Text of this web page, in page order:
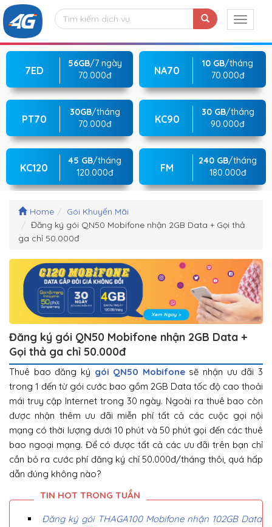
7ED
56GB/7 ngày
70.000đ
NA70
10 GB/tháng
70.000đ
PT70
30GB/tháng
70.000đ
KC90
30 GB/tháng
90.000đ
KC120
45 GB/tháng
120.000đ
FM
240 GB/tháng
180.000đ
Home
Gói Khuyến Mãi
Đăng ký gói QN50 Mobifone nhận 2GB Data + Gọi thả
ga chỉ 50.000đ
Đăng ký gói QN50 Mobifone nhận 2GB Data +
Gọi thả ga chỉ 50.000đ
Thuê bao đăng ký gói QN50 Mobifonesẽ nhận ưu đãi 3
trong 1 đến từ gói cước bao gồm 2GB Data tốc độ cao thoải
mái truy cập Internet trong 30 ngày. Ngoài ra thuê bao còn
được nhận thêm ưu đãi miễn phí tất cả các cuộc gọi nội
mạng có thời lượng dưới 10 phút và 50 phút gọi đến các thuê
bao ngoại mạng. Để có được tất cả các ưu đãi trên bạn chỉ
cần bỏ ra cước phí đăng ký chỉ 50.000đ/tháng thôi, quá hấp
dẫn đúng không nào?
Đăng ký gói THAGA100 Mobifone nhận 102GB Data